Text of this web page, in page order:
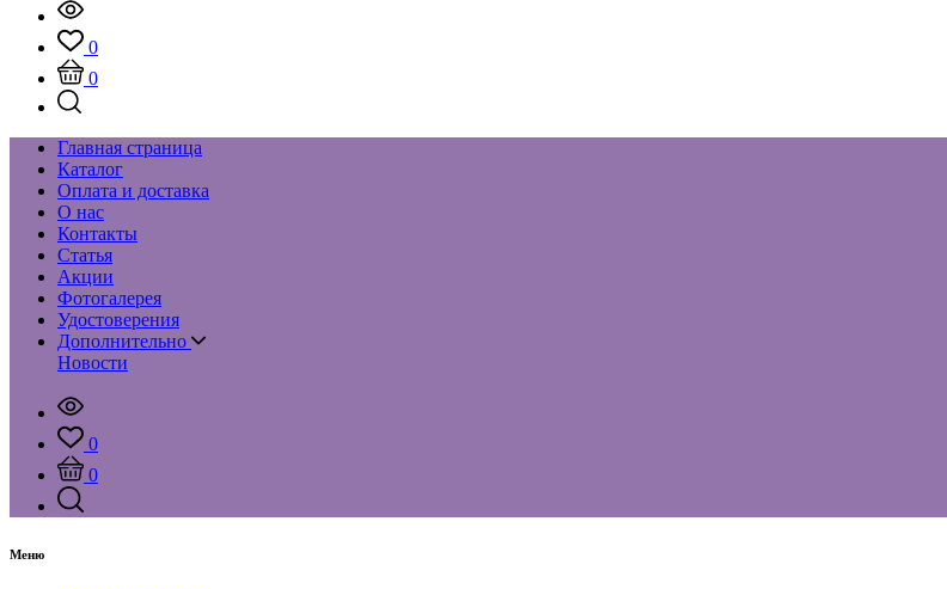
0
0
Главная страница
Каталог
Оплата и доставка
О нас
Контакты
Статья
Акции
Фотогалерея
Удостоверения
Дополнительно
Новости
0
0
Меню